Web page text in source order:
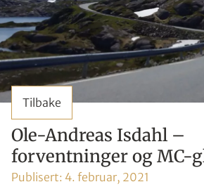
Tilbake
Ole-Andreas Isdahl –
forventninger og MC-
Publisert: 4. februar, 2021